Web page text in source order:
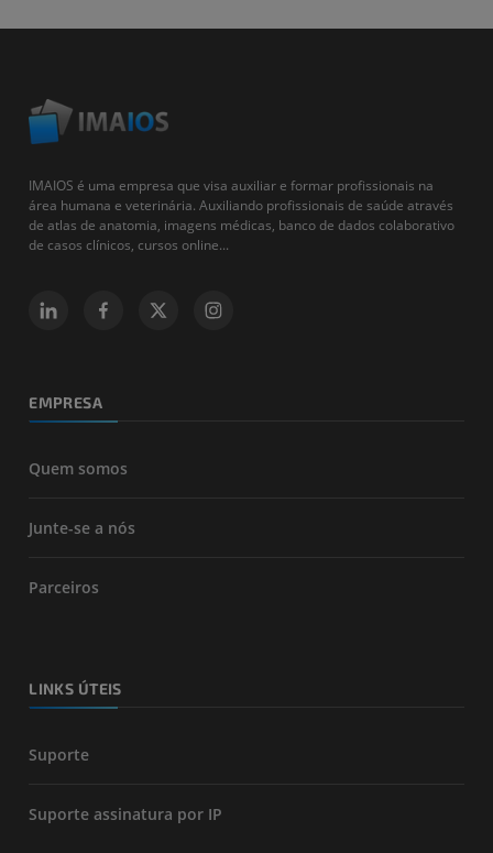
IMAIOS é uma empresa que visa auxiliar e formar profissionais na
área humana e veterinária. Auxiliando profissionais de saúde através
de atlas de anatomia, imagens médicas, banco de dados colaborativo
de casos clínicos, cursos online...
EMPRESA
Quem somos
Junte-se a nós
Parceiros
LINKS ÚTEIS
Suporte
Suporte assinatura por IP